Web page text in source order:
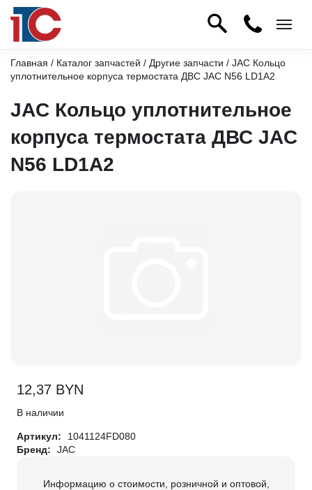
Главная / Каталог запчастей / Другие запчасти / JAC Кольцо
уплотнительное корпуса термостата ДВС JAC N56 LD1A2
JAC Кольцо уплотнительное
корпуса термостата ДВС JAC
N56 LD1A2
12,37 BYN
В наличии
Артикул:
1041124FD080
Бренд:
JAC
Информацию о стоимости, розничной и оптовой,